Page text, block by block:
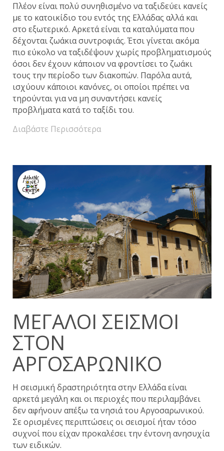
Πλέον είναι πολύ συνηθισμένο να ταξιδεύει κανείς
με το κατοικίδιο του εντός της Ελλάδας αλλά και
στο εξωτερικό. Αρκετά είναι τα καταλύματα που
δέχονται ζωάκια συντροφιάς. Έτσι γίνεται ακόμα
πιο εύκολο να ταξιδέψουν χωρίς προβληματισμούς
όσοι δεν έχουν κάποιον να φροντίσει το ζωάκι
τους την περίοδο των διακοπών. Παρόλα αυτά,
ισχύουν κάποιοι κανόνες, οι οποίοι πρέπει να
τηρούνται για να μη συναντήσει κανείς
προβλήματα κατά το ταξίδι του.
Διαβάστε Περισσότερα
ΜΕΓΆΛΟΙ ΣΕΙΣΜΟΊ
ΣΤΟΝ
ΑΡΓΟΣΑΡΩΝΙΚΌ
Η σεισμική δραστηριότητα στην Ελλάδα είναι
αρκετά μεγάλη και οι περιοχές που περιλαμβάνει
δεν αφήνουν απέξω τα νησιά του Αργοσαρωνικού.
Σε ορισμένες περιπτώσεις οι σεισμοί ήταν τόσο
συχνοί που είχαν προκαλέσει την έντονη ανησυχία
των ειδικών.